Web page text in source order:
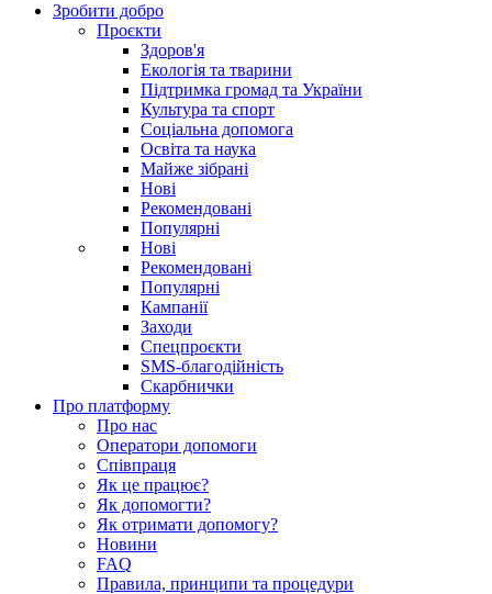
Зробити добро
Проєкти
Здоров'я
Екологія та тварини
Підтримка громад та України
Культура та спорт
Соціальна допомога
Освіта та наука
Майже зібрані
Нові
Рекомендовані
Популярні
Нові
Рекомендовані
Популярні
Кампанії
Заходи
Спецпроєкти
SMS-благодійність
Скарбнички
Про платформу
Про нас
Оператори допомоги
Співпраця
Як це працює?
Як допомогти?
Як отримати допомогу?
Новини
FAQ
Правила, принципи та процедури